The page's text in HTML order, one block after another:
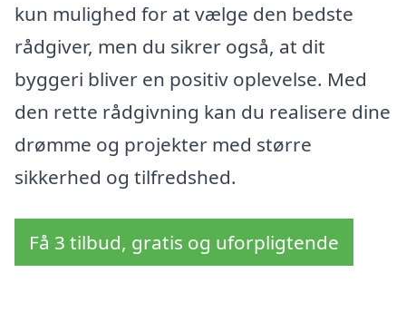
kun mulighed for at vælge den bedste
rådgiver, men du sikrer også, at dit
byggeri bliver en positiv oplevelse. Med
den rette rådgivning kan du realisere dine
drømme og projekter med større
sikkerhed og tilfredshed.
Få 3 tilbud, gratis og uforpligtende